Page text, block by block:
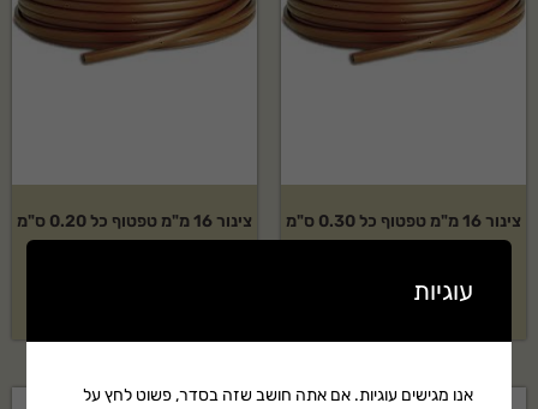
צינור 16 מ"מ טפטוף כל 0.30 ס"מ
189
צינור 16 מ"מ טפטוף כל 0.20 ס"מ
עוגיות
אנו מגישים עוגיות. אם אתה חושב שזה בסדר, פשוט לחץ על